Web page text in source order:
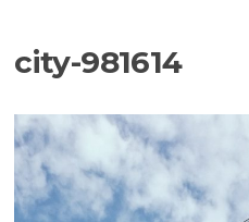
city-981614